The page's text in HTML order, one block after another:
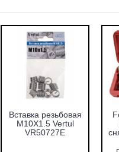
Набор фиксаторов
валов Fiat 1.2, 1.4л.
Vertul VR50372